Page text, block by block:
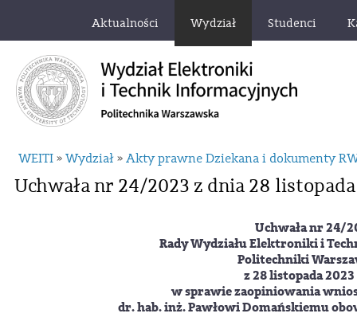
Aktualności Wydział Studenci
WEITI » Wydział » Akty prawne Dziekana i dokumenty
Uchwała nr 24/2023 z dnia 28
Uchwała nr 24/
Rady Wydziału Elektroniki i
Politechniki
z 28 listopada
w sprawie zaopiniowania
dr. hab. inż. Pawłowi Domańskiemu